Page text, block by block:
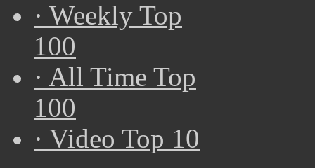
· Weekly Top
100
· All Time Top
100
· Video Top 10